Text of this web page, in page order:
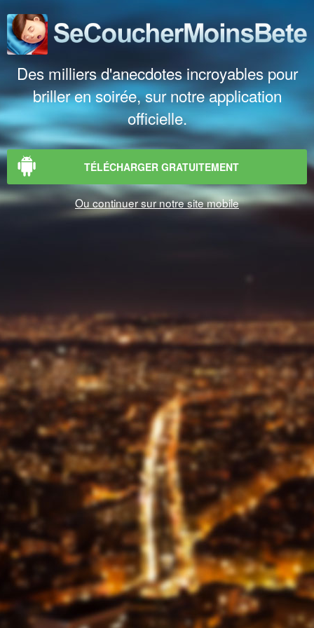
Des milliers d'anecdotes incroyables pour
briller en soirée, sur notre application
officielle.
TÉLÉCHARGER GRATUITEMENT
Ou continuer sur notre site mobile